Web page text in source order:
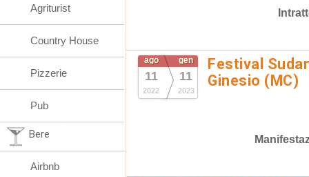
ago
11
2022
gen
11
2023
Festival
Ginesio (MC)
Agriturist
Country House
Pizzerie
Pub
Bere
Airbnb